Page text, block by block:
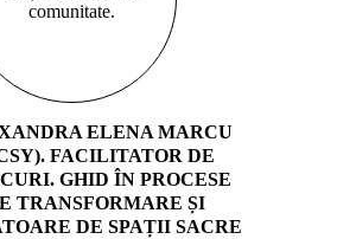
ELENA MARCU
FACILITATOR DE
GHID ÎN PROCESE
TRANSFORMARE ȘI
DE SPAȚII SACRE